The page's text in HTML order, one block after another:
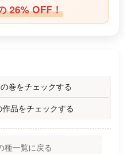
26% OFF！
巻をチェックする
品をチェックする
種一覧に戻る